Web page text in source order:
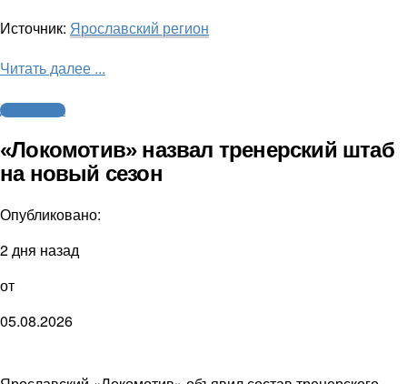
Источник: Ярославский регион
Читать далее ...
Другие виды
«Локомотив» назвал тренерский штаб
на новый сезон
Опубликовано:
2 дня назад
от
05.08.2026